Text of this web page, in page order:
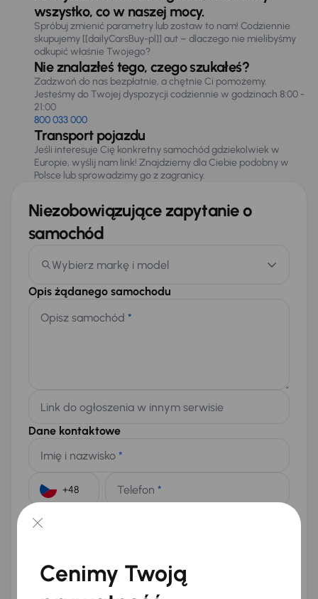
wszystko, co w naszej mocy.
Spróbuj zmienić parametry lub zostaw to nam! Codziennie
skupujemy [[dailyCarsBuy-pl]] aut – dlaczego nie mielibyśmy
odkupić właśnie Twojego?
Nie znalazłeś tego, czego szukałeś?
Zadzwoń do nas bezpłatnie, a chętnie Ci pomożemy.
Jesteśmy do Twojej dyspozycji codziennie w godzinach 8:00 -
21:00
800 033 000
Transport pojazdu
Jeśli interesuje Cię konkretny samochód gdziekolwiek w
Europie, wyślij nam link! Znajdziemy dla Ciebie podobny w
Polsce lub sprowadzimy go z zagranicy.
Niezobowiązujące zapytanie o
samochód
Wybierz markę i model
Opis żądanego samochodu
Opisz samochód *
Link do ogłoszenia w innym serwisie
Dane kontaktowe
Imię i nazwisko *
Telefon *
E-mail
Na numer telefonu (opcjonalnie)
Cenimy Twoją